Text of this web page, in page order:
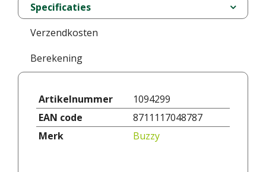
Specificaties
Verzendkosten
Berekening
Artikelnummer
1094299
EAN code
8711117048787
Merk
Buzzy